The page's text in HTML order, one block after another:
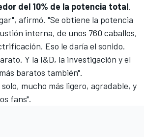
del 10% de la potencia total.
afirmó. "Se obtiene la potencia
interna, de unos 760 caballos,
Eso le daría el sonido.
Y la I&D, la investigación y el
baratos también".
mucho más ligero, agradable, y
fans".